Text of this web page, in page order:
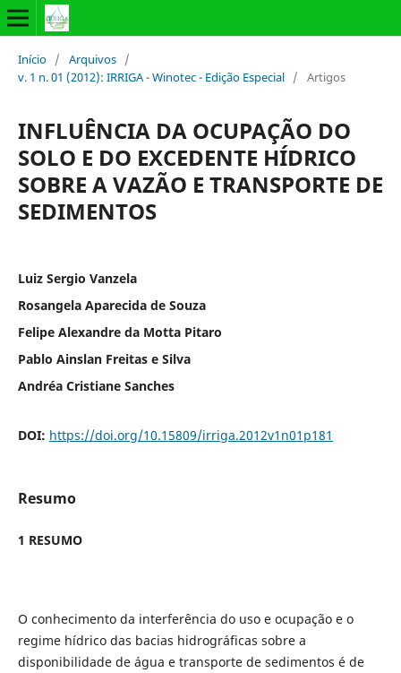
Início / Arquivos /
v. 1 n. 01 (2012): IRRIGA - Winotec - Edição Especial / Artigos
INFLUÊNCIA DA OCUPAÇÃO DO
SOLO E DO EXCEDENTE HÍDRICO
SOBRE A VAZÃO E TRANSPORTE DE
SEDIMENTOS
Luiz Sergio Vanzela
Rosangela Aparecida de Souza
Felipe Alexandre da Motta Pitaro
Pablo Ainslan Freitas e Silva
Andréa Cristiane Sanches
DOI: https://doi.org/10.15809/irriga.2012v1n01p181
Resumo
1 RESUMO
O conhecimento da interferência do uso e ocupação e o
regime hídrico das bacias hidrográficas sobre a
disponibilidade de água e transporte de sedimentos é de